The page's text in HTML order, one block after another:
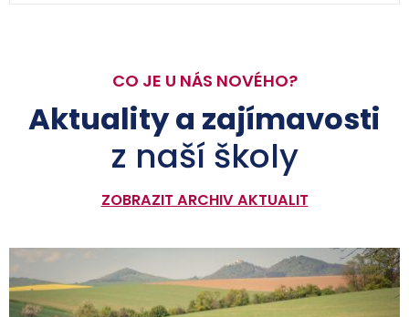
CO JE U NÁS NOVÉHO?
Aktuality a zajímavosti
z naší školy
ZOBRAZIT ARCHIV AKTUALIT